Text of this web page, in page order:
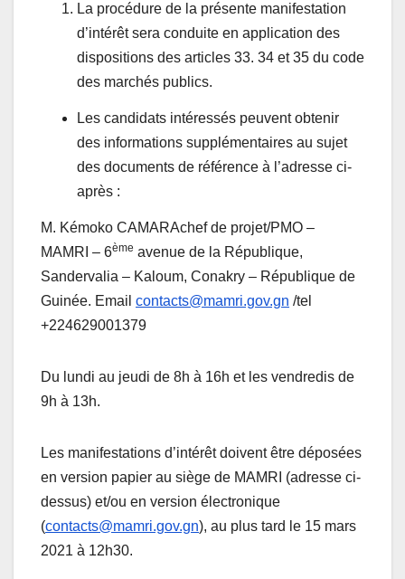
La procédure de la présente manifestation
d’intérêt sera conduite en application des
dispositions des articles 33. 34 et 35 du code
des marchés publics.
Les candidats intéressés peuvent obtenir
des informations supplémentaires au sujet
des documents de référence à l’adresse ci-
après :
M. Kémoko CAMARAchef de projet/PMO –
MAMRI – 6ème avenue de la République,
Sandervalia – Kaloum, Conakry – République de
Guinée. Email contacts@mamri.gov.gn /tel
+224629001379
Du lundi au jeudi de 8h à 16h et les vendredis de
9h à 13h.
Les manifestations d’intérêt doivent être déposées
en version papier au siège de MAMRI (adresse ci-
dessus) et/ou en version électronique
(contacts@mamri.gov.gn), au plus tard le 15 mars
2021 à 12h30.